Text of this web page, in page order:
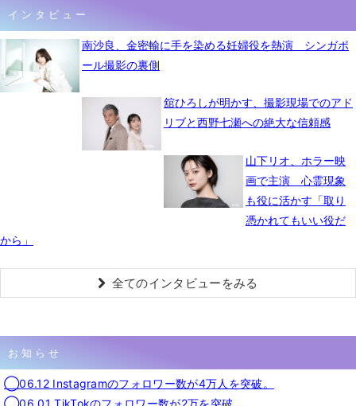
インタビュー
南沙良、金密輸に手を染める妊婦役を熱演 シンガポ
ール撮影の裏側
舘ひろしが明かす、撮影現場でのアド
リブと西野七瀬への絶大な信頼感
山下リオ、ホラー映
画で主演 心霊現象
も役に活かす「取り
憑かれてもいい役だ
から」
全てのインタビューをみる
お知らせ
◯06.12 Instagramのフォロワー数が4万人を突破。
◯06.01 TikTokのフォロワー数が2万を突破。